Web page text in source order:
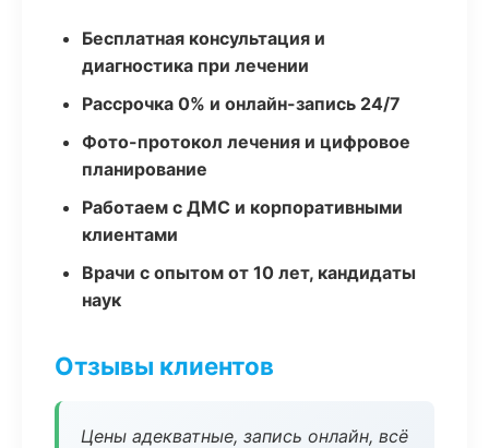
Бесплатная консультация и
диагностика при лечении
Рассрочка 0% и онлайн-запись 24/7
Фото-протокол лечения и цифровое
планирование
Работаем с ДМС и корпоративными
клиентами
Врачи с опытом от 10 лет, кандидаты
наук
Отзывы клиентов
Цены адекватные, запись онлайн, всё